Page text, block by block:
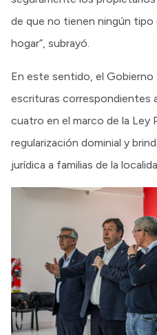
de que no tienen ningún
hogar”, subrayó.
En este sentido, el
escrituras correspondientes
cuatro en el marco de la Ley
regularización dominial y
jurídica a familias de la